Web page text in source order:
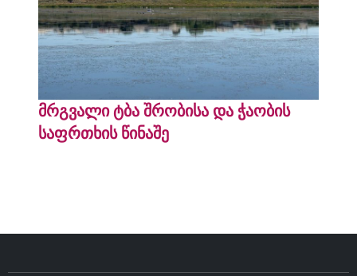
მრგვალი ტბა შრობისა და ჭაობის
საფრთხის წინაშე